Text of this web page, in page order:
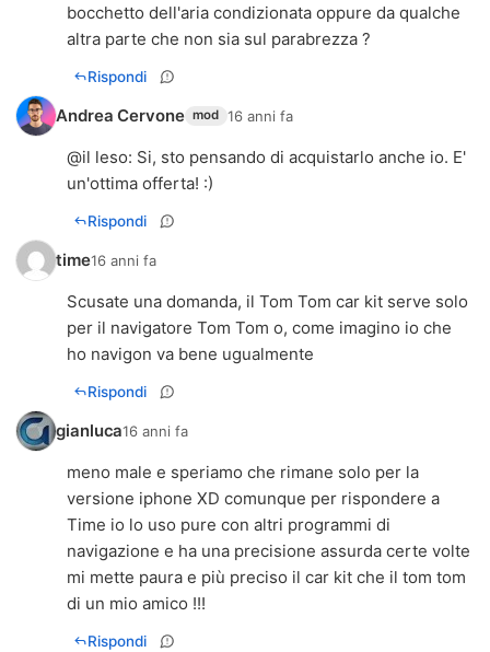
bocchetto dell'aria condizionata oppure da qualche
altra parte che non sia sul parabrezza ?
Rispondi
Andrea Cervone mod 16 anni fa
@il leso: Si, sto pensando di acquistarlo anche io. E'
un'ottima offerta! :)
Rispondi
time16 anni fa
Scusate una domanda, il Tom Tom car kit serve solo
per il navigatore Tom Tom o, come imagino io che
ho navigon va bene ugualmente
Rispondi
gianluca16 anni fa
meno male e speriamo che rimane solo per la
versione iphone XD comunque per rispondere a
Time io lo uso pure con altri programmi di
navigazione e ha una precisione assurda certe volte
mi mette paura e più preciso il car kit che il tom tom
di un mio amico !!!
Rispondi